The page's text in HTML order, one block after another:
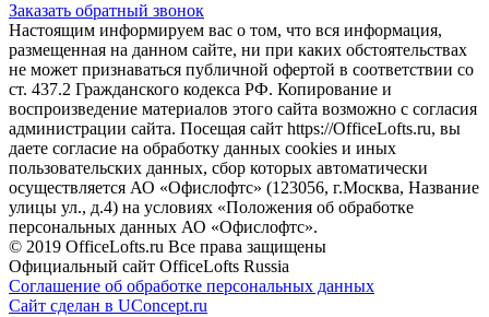
Заказать обратный звонок
Настоящим информируем вас о том, что вся информация,
размещенная на данном сайте, ни при каких обстоятельствах
не может признаваться публичной офертой в соответствии со
ст. 437.2 Гражданского кодекса РФ. Копирование и
воспроизведение материалов этого сайта возможно с согласия
администрации сайта. Посещая сайт https://OfficeLofts.ru, вы
даете согласие на обработку данных cookies и иных
пользовательских данных, сбор которых автоматически
осуществляется АО «Офислофтс» (123056, г.Москва, Название
улицы ул., д.4) на условиях «Положения об обработке
персональных данных АО «Офислофтс».
© 2019 OfficeLofts.ru Все права защищены
Официальный сайт OfficeLofts Russia
Соглашение об обработке персональных данных
Сайт сделан в UConcept.ru